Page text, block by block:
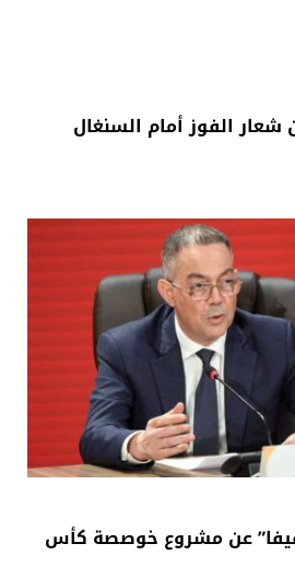
الفوز أمام السنغال
عن مشروع خوصصة كأس